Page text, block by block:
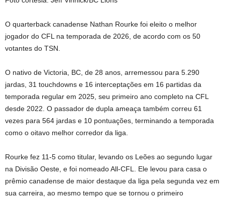
O quarterback canadense Nathan Rourke foi eleito o melhor
jogador do CFL na temporada de 2026, de acordo com os 50
votantes do TSN.
O nativo de Victoria, BC, de 28 anos, arremessou para 5.290
jardas, 31 touchdowns e 16 interceptações em 16 partidas da
temporada regular em 2025, seu primeiro ano completo na CFL
desde 2022. O passador de dupla ameaça também correu 61
vezes para 564 jardas e 10 pontuações, terminando a temporada
como o oitavo melhor corredor da liga.
Rourke fez 11-5 como titular, levando os Leões ao segundo lugar
na Divisão Oeste, e foi nomeado All-CFL. Ele levou para casa o
prêmio canadense de maior destaque da liga pela segunda vez em
sua carreira, ao mesmo tempo que se tornou o primeiro